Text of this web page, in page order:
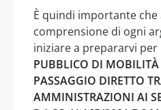
È quindi importante
comprensione di ogni
iniziare a prepararvi per
PUBBLICO DI
PASSAGGIO DIRETTO
AMMINISTRAZIONI AI